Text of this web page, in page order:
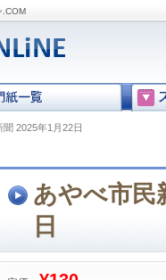
.COM
聞 2025年1月22日
あやべ市民
日